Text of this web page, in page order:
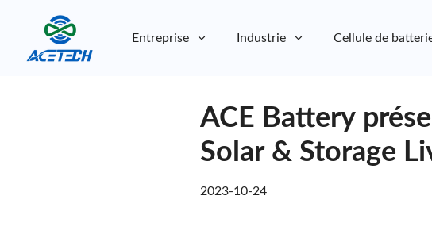
Entreprise Industrie Cellule de
ACE Battery
Solar & Storage
2023-10-24